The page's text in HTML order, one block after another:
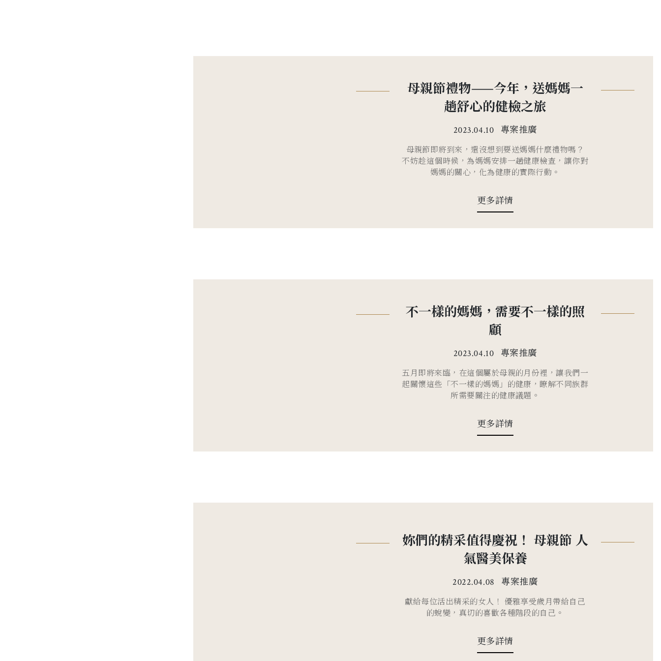
母親節禮物——今年，送媽媽一
趟舒心的健檢之旅
2023.04.10 專案推廣
母親節即將到來，還沒想到要送媽媽什麼禮物嗎？
不妨趁這個時候，為媽媽安排一趟健康檢查，讓你對
媽媽的關心，化為健康的實際行動。
更多詳情
不一樣的媽媽，需要不一樣的照
顧
2023.04.10 專案推廣
五月即將來臨，在這個屬於母親的月份裡，讓我們一
起關懷這些「不一樣的媽媽」的健康，瞭解不同族群
所需要關注的健康議題。
更多詳情
妳們的精采值得慶祝！ 母親節 人
氣醫美保養
2022.04.08 專案推廣
獻給每位活出精采的女人！ 優雅享受歲月帶給自己
的蛻變，真切的喜歡各種階段的自己。
更多詳情